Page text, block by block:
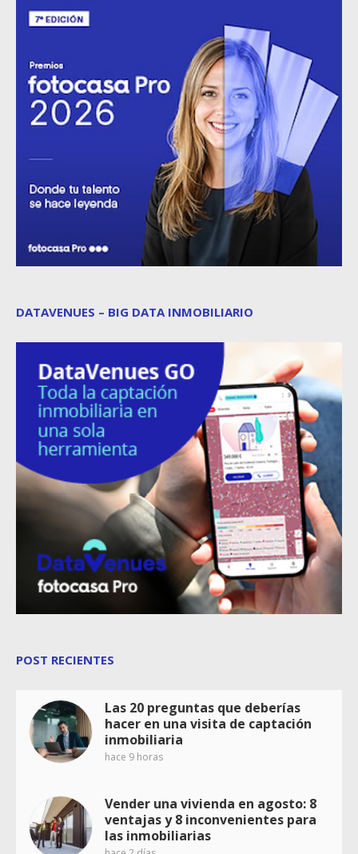
DATAVENUES – BIG DATA INMOBILIARIO
POST RECIENTES
Las 20 preguntas que deberías
hacer en una visita de captación
inmobiliaria
hace 9 horas
Vender una vivienda en agosto: 8
ventajas y 8 inconvenientes para
las inmobiliarias